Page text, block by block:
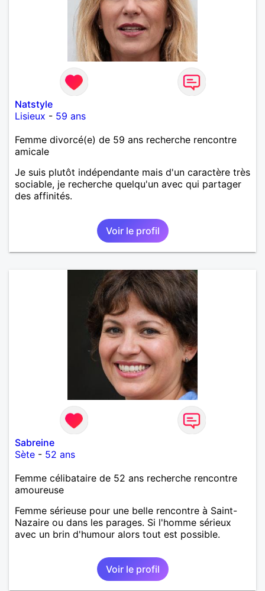
Natstyle
Lisieux - 59 ans
Femme divorcé(e) de 59 ans recherche rencontre
amicale
Je suis plutôt indépendante mais d'un caractère très
sociable, je recherche quelqu'un avec qui partager
des affinités.
Voir le profil
Sabreine
Sète - 52 ans
Femme célibataire de 52 ans recherche rencontre
amoureuse
Femme sérieuse pour une belle rencontre à Saint-
Nazaire ou dans les parages. Si l'homme sérieux
avec un brin d'humour alors tout est possible.
Voir le profil